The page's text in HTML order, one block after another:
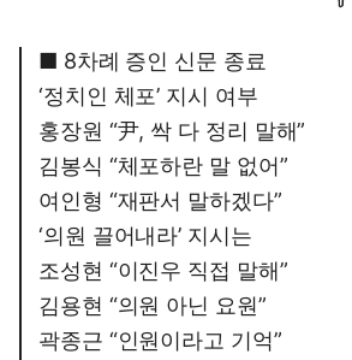
■ 8차례 증인 신문 종료
‘정치인 체포’ 지시 여부
홍장원 “尹, 싹 다 정리 말해”
김봉식 “체포하란 말 없어”
여인형 “재판서 말하겠다”
‘의원 끌어내라’ 지시는
조성현 “이진우 직접 말해”
김용현 “의원 아닌 요원”
곽종근 “인원이라고 기억”